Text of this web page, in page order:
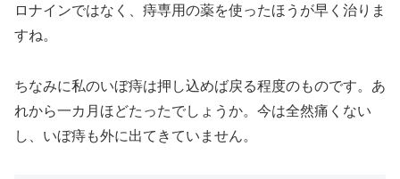
ロナインではなく、痔専用の薬を使ったほうが早く治りま
すね。
ちなみに私のいぼ痔は押し込めば戻る程度のものです。あ
れから一カ月ほどたったでしょうか。今は全然痛くない
し、いぼ痔も外に出てきていません。